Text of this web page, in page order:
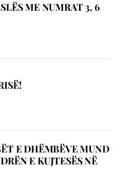
ME NUMRAT 3, 6
E DHËMBËVE MUND
E KUJTESËS NË